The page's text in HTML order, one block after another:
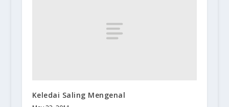
Keledai Saling Mengenal